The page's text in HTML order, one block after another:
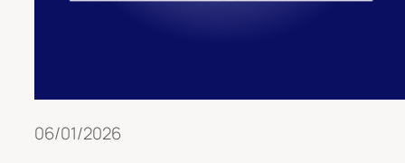
06/01/2026